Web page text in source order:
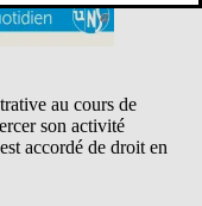
au cours de
son activité
accordé de droit en